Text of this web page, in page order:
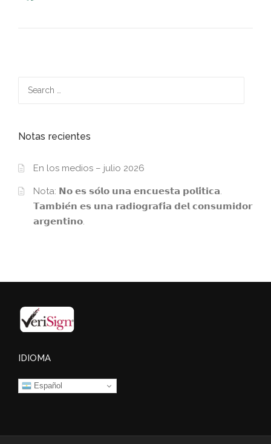
Notas recientes
En los medios – julio 2026
Nota: 𝗡𝗼 𝗲𝘀 𝘀𝗼́𝗹𝗼 𝘂𝗻𝗮 𝗲𝗻𝗰𝘂𝗲𝘀𝘁𝗮 𝗽𝗼𝗹𝗶́𝘁𝗶𝗰𝗮.
𝗧𝗮𝗺𝗯𝗶𝗲́𝗻 𝗲𝘀 𝘂𝗻𝗮 𝗿𝗮𝗱𝗶𝗼𝗴𝗿𝗮𝗳𝗶́𝗮 𝗱𝗲𝗹 𝗰𝗼𝗻𝘀𝘂𝗺𝗶𝗱𝗼𝗿
𝗮𝗿𝗴𝗲𝗻𝘁𝗶𝗻𝗼.
IDIOMA
Español